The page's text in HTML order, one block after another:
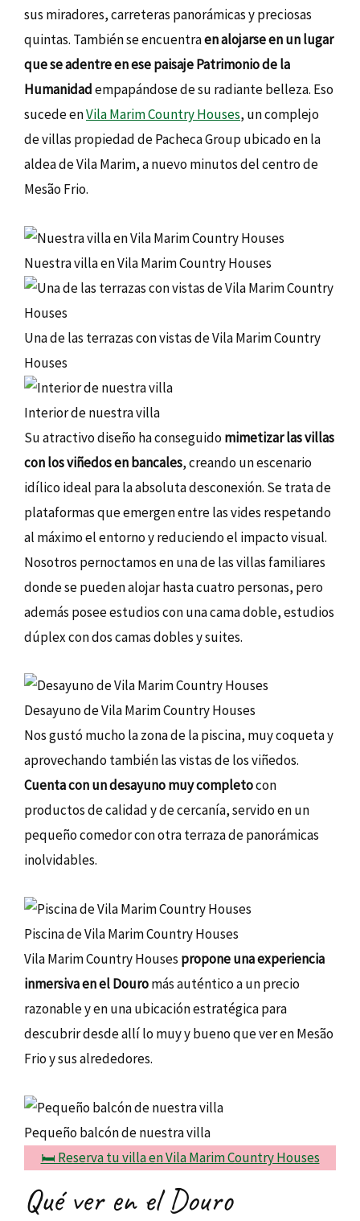
sus miradores, carreteras panorámicas y preciosas
quintas. También se encuentraen alojarse en un lugar
que se adentre en ese paisaje Patrimonio de la
Humanidadempapándose de su radiante belleza. Eso
sucede enVila Marim Country Houses, un complejo
de villas propiedad de Pacheca Group ubicado en la
aldea de Vila Marim, a nuevo minutos del centro de
Mesão Frio.
Nuestra villa en Vila Marim Country Houses
Una de las terrazas con vistas de Vila Marim Country
Houses
Interior de nuestra villa
Su atractivo diseño ha conseguidomimetizar las villas
con los viñedos en bancales, creando un escenario
idílico ideal para la absoluta desconexión. Se trata de
plataformas que emergen entre las vides respetando
al máximo el entorno y reduciendo el impacto visual.
Nosotros pernoctamos en una de las villas familiares
donde se pueden alojar hasta cuatro personas, pero
además posee estudios con una cama doble, estudios
dúplex con dos camas dobles y suites.
Desayuno de Vila Marim Country Houses
Nos gustó mucho la zona de la piscina, muy coqueta y
aprovechando también las vistas de los viñedos.
Cuenta con un desayuno muy completocon
productos de calidad y de cercanía, servido en un
pequeño comedor con otra terraza de panorámicas
inolvidables.
Piscina de Vila Marim Country Houses
Vila Marim Country Houses propone una experiencia
inmersiva en el Douromás auténtico a un precio
razonable y en una ubicación estratégica para
descubrir desde allí lo muy y bueno que ver en Mesão
Frio y sus alrededores.
Pequeño balcón de nuestra villa
🛏️ Reserva tu villa en Vila Marim Country Houses
Qué ver en el Douro